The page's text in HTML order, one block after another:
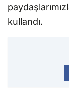
kullandı.